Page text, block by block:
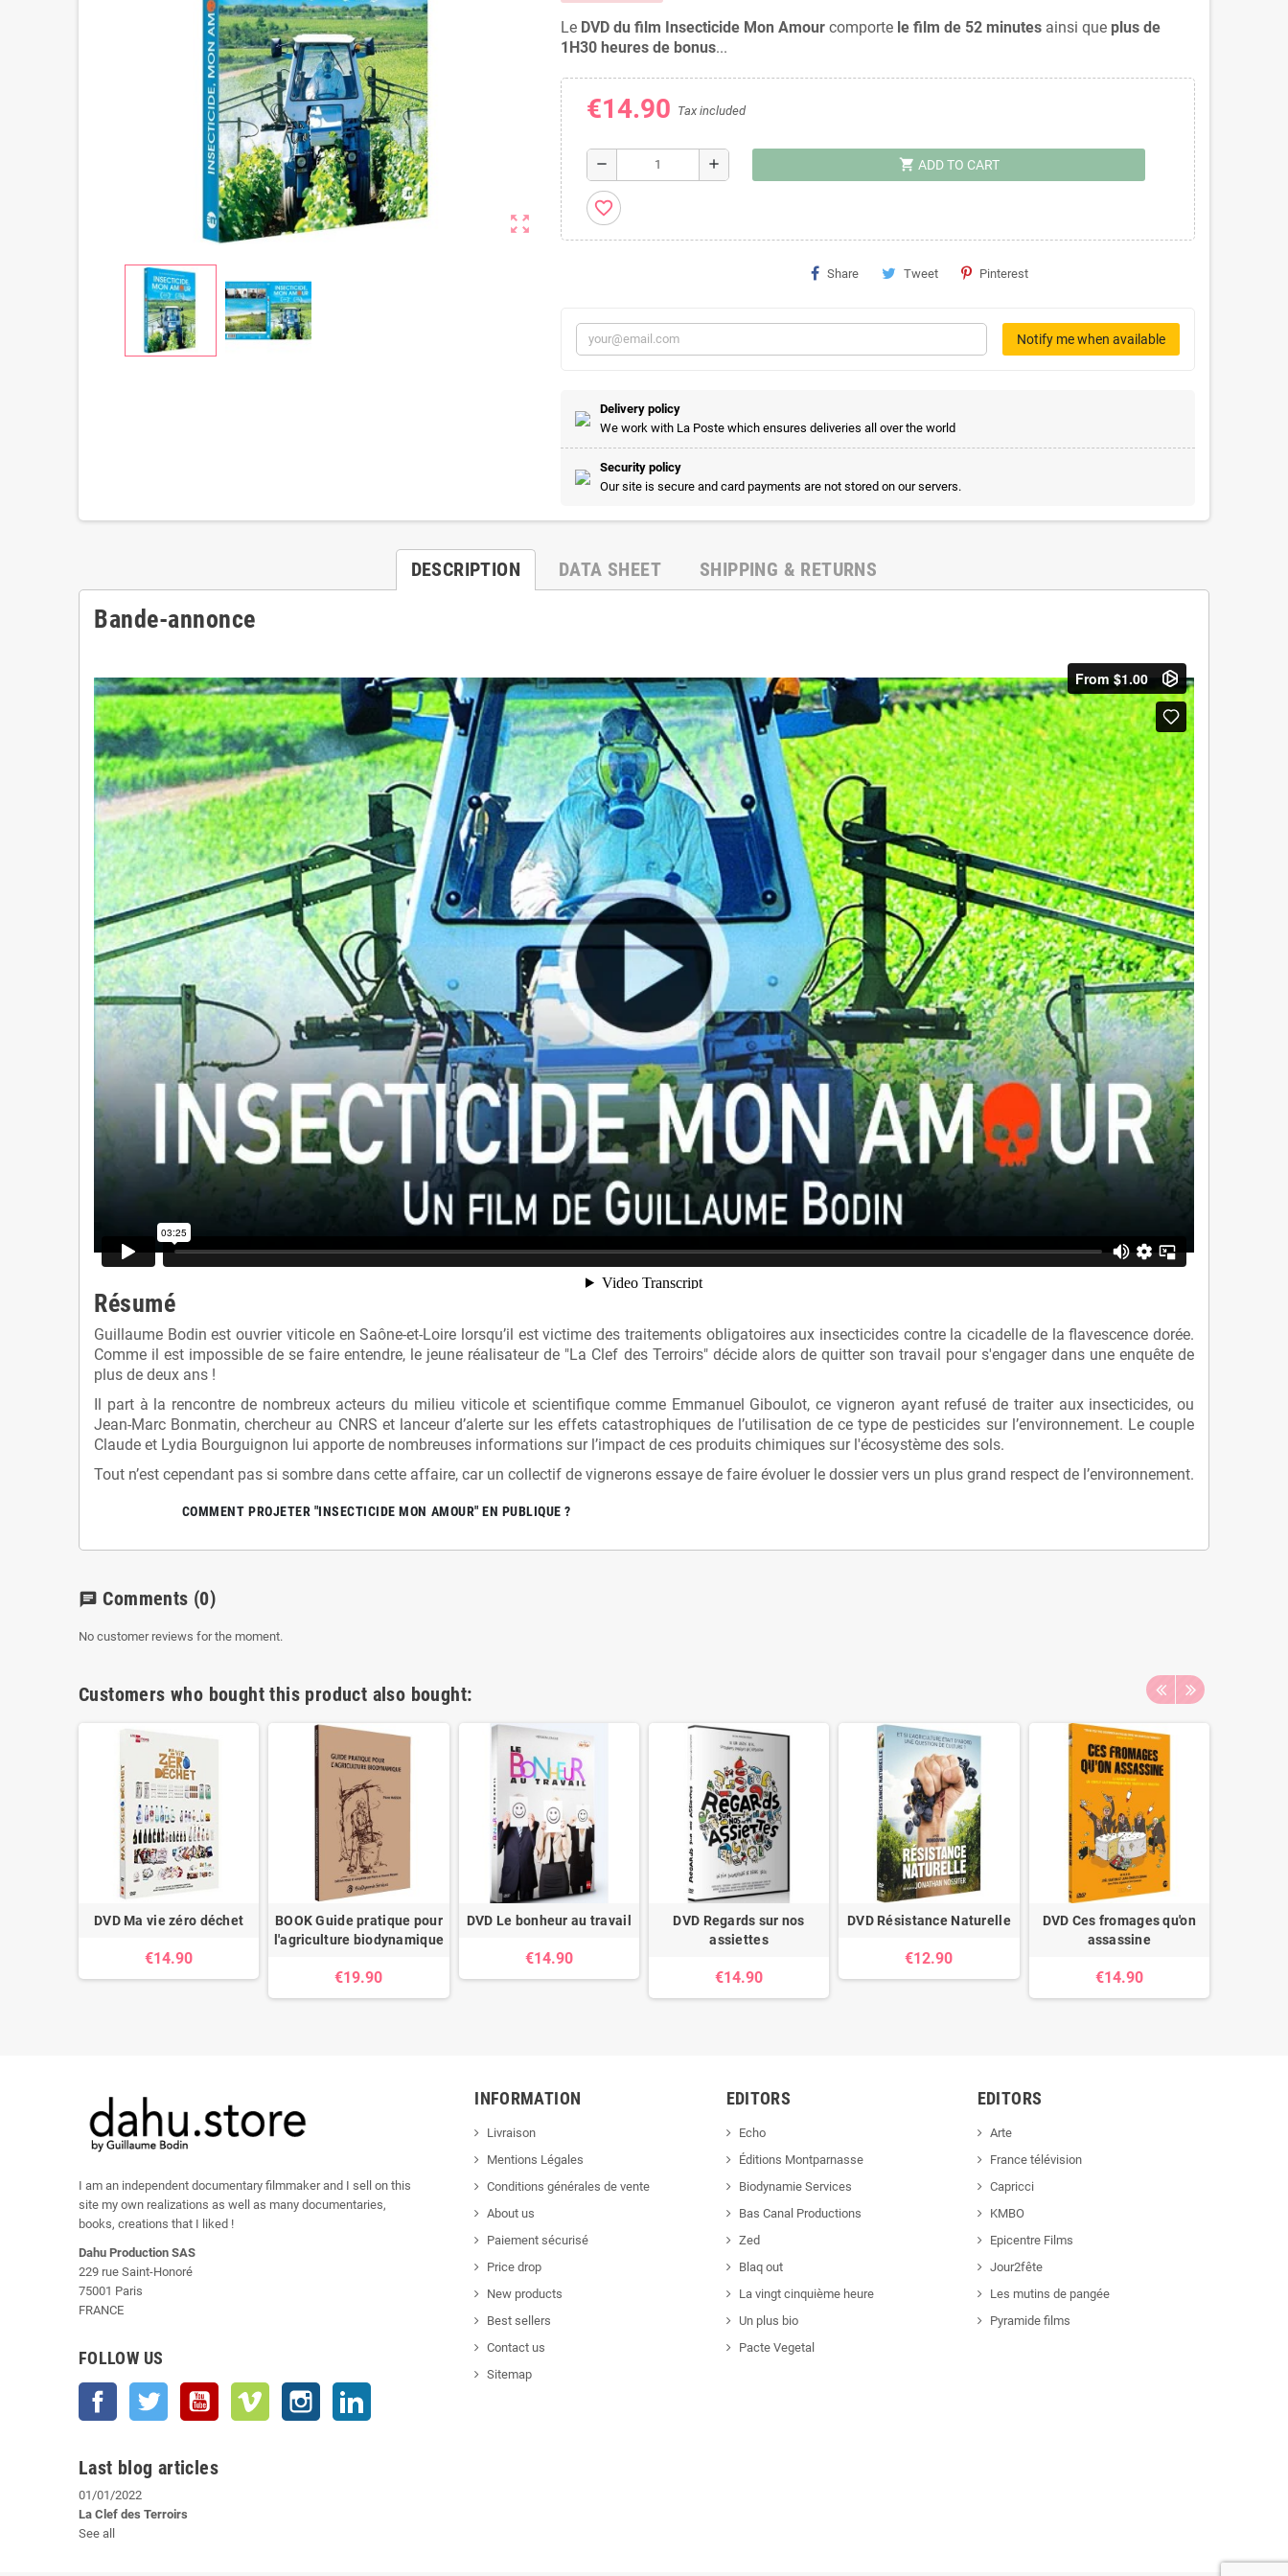
zoom_out_map
Le DVD du film Insecticide Mon Amourcomporte le film de 52 minutesainsi que plus de
1H30 heures de bonus...
€14.90 Tax included
remove add shopping_cart ADD TO CART
favorite_border
Share Tweet Pinterest
Notify me when available
Delivery policy
We work with La Poste which ensures deliveries all over the world
Security policy
Our site is secure and card payments are not stored on our servers.
DESCRIPTION DATA SHEET SHIPPING & RETURNS
Bande-annonce
Résumé
Guillaume Bodin est ouvrier viticole en Saône-et-Loire lorsqu’il est victime des traitements obligatoires aux insecticides contre la cicadelle de la flavescence dorée.
Comme il est impossible de se faire entendre, le jeune réalisateur de "La Clef des Terroirs" décide alors de quitter son travail pour s'engager dans une enquête de
plus de deux ans !
Il part à la rencontre de nombreux acteurs du milieu viticole et scientifique comme Emmanuel Giboulot, ce vigneron ayant refusé de traiter aux insecticides, ou
Jean-Marc Bonmatin, chercheur au CNRS et lanceur d’alerte sur les effets catastrophiques de l’utilisation de ce type de pesticides sur l’environnement. Le couple
Claude et Lydia Bourguignon lui apporte de nombreuses informations sur l’impact de ces produits chimiques sur l'écosystème des sols.
Tout n’est cependant pas si sombre dans cette affaire, car un collectif de vignerons essaye de faire évoluer le dossier vers un plus grand respect de l’environnement.
COMMENT PROJETER "INSECTICIDE MON AMOUR" EN PUBLIQUE ?
chat Comments (0)
No customer reviews for the moment.
Customers who bought this product also bought:
DVD Ma vie zéro déchet
€14.90
BOOK Guide pratique pour
l'agriculture biodynamique
€19.90
DVD Le bonheur au travail
€14.90
DVD Regards sur nos
assiettes
€14.90
DVD Résistance Naturelle
€12.90
DVD Ces fromages qu'on
assassine
€14.90
I am an independent documentary filmmaker and I sell on this
site my own realizations as well as many documentaries,
books, creations that I liked !
Dahu Production SAS
229 rue Saint-Honoré
75001 Paris
FRANCE
FOLLOW US
Facebook Twitter YouTube Vimeo Instagram
INFORMATION
Livraison
Mentions Légales
Conditions générales de vente
About us
Paiement sécurisé
Price drop
New products
Best sellers
Contact us
Sitemap
EDITORS
Echo
Éditions Montparnasse
Biodynamie Services
Bas Canal Productions
Zed
Blaq out
La vingt cinquième heure
Un plus bio
Pacte Vegetal
EDITORS
Arte
France télévision
Capricci
KMBO
Epicentre Films
Jour2fête
Les mutins de pangée
Pyramide films
Last blog articles
01/01/2022
La Clef des Terroirs
See all